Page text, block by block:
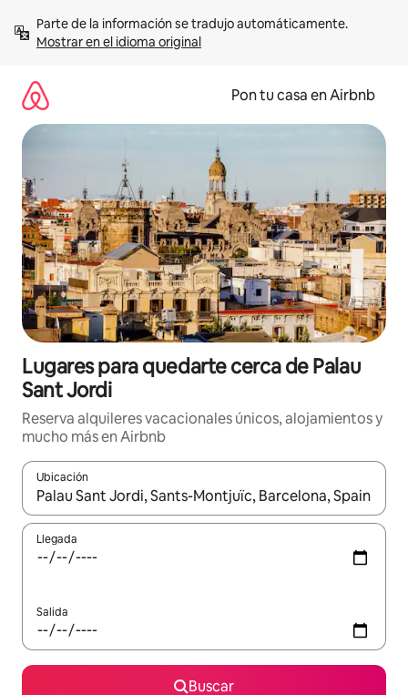
contenidoMostrar en el idioma original
Pon tu casa en Airbnb
Lugares para quedarte cerca de Palau
Sant Jordi
Reserva alquileres vacacionales únicos, alojamientos y
mucho más en Airbnb
Ubicación
Cuando los resultados estén disponibles, navega con las
Llegada
Salida
Buscar